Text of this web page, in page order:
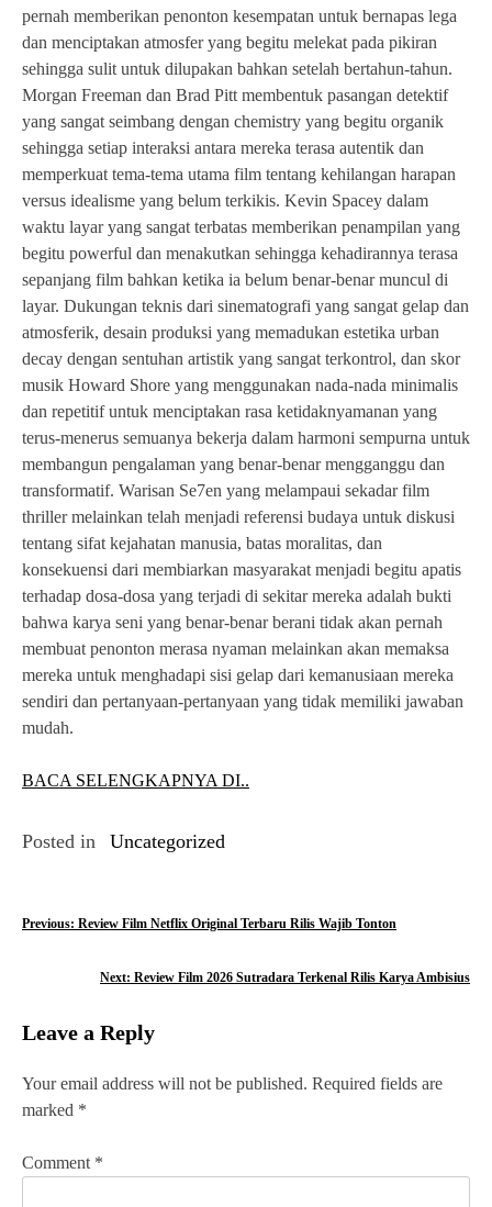
pernah memberikan penonton kesempatan untuk bernapas lega
dan menciptakan atmosfer yang begitu melekat pada pikiran
sehingga sulit untuk dilupakan bahkan setelah bertahun-tahun.
Morgan Freeman dan Brad Pitt membentuk pasangan detektif
yang sangat seimbang dengan chemistry yang begitu organik
sehingga setiap interaksi antara mereka terasa autentik dan
memperkuat tema-tema utama film tentang kehilangan harapan
versus idealisme yang belum terkikis. Kevin Spacey dalam
waktu layar yang sangat terbatas memberikan penampilan yang
begitu powerful dan menakutkan sehingga kehadirannya terasa
sepanjang film bahkan ketika ia belum benar-benar muncul di
layar. Dukungan teknis dari sinematografi yang sangat gelap dan
atmosferik, desain produksi yang memadukan estetika urban
decay dengan sentuhan artistik yang sangat terkontrol, dan skor
musik Howard Shore yang menggunakan nada-nada minimalis
dan repetitif untuk menciptakan rasa ketidaknyamanan yang
terus-menerus semuanya bekerja dalam harmoni sempurna untuk
membangun pengalaman yang benar-benar mengganggu dan
transformatif. Warisan Se7en yang melampaui sekadar film
thriller melainkan telah menjadi referensi budaya untuk diskusi
tentang sifat kejahatan manusia, batas moralitas, dan
konsekuensi dari membiarkan masyarakat menjadi begitu apatis
terhadap dosa-dosa yang terjadi di sekitar mereka adalah bukti
bahwa karya seni yang benar-benar berani tidak akan pernah
membuat penonton merasa nyaman melainkan akan memaksa
mereka untuk menghadapi sisi gelap dari kemanusiaan mereka
sendiri dan pertanyaan-pertanyaan yang tidak memiliki jawaban
mudah.
BACA SELENGKAPNYA DI..
Posted in Uncategorized
P
t
n
a
v
Previous: Review Film Netflix Original Terbaru Rilis Wajib Tonton
Next: Review Film 2026 Sutradara Terkenal Rilis Karya Ambisius
Leave a Reply
Your email address will not be published. Required fields are
marked *
Comment *